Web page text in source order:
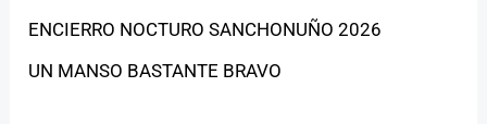
ENCIERRO NOCTURO SANCHONUÑO 2026
UN MANSO BASTANTE BRAVO